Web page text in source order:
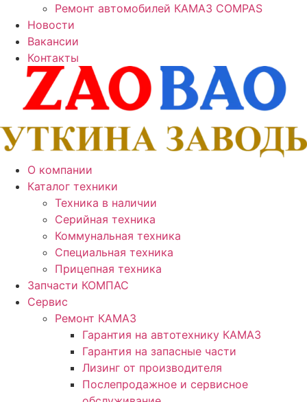
Ремонт автомобилей КАМАЗ COMPAS
Новости
Вакансии
Контакты
О компании
Каталог техники
Техника в наличии
Серийная техника
Коммунальная техника
Специальная техника
Прицепная техника
Запчасти КОМПАС
Сервис
Ремонт КАМАЗ
Гарантия на автотехнику КАМАЗ
Гарантия на запасные части
Лизинг от производителя
Послепродажное и сервисное